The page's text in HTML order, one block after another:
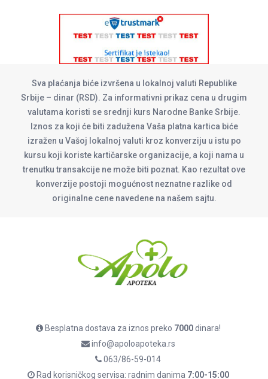
Sva plaćanja biće izvršena u lokalnoj valuti Republike
Srbije – dinar (RSD). Za informativni prikaz cena u drugim
valutama koristi se srednji kurs Narodne Banke Srbije.
Iznos za koji će biti zadužena Vaša platna kartica biće
izražen u Vašoj lokalnoj valuti kroz konverziju u istu po
kursu koji koriste kartičarske organizacije, a koji nama u
trenutku transakcije ne može biti poznat. Kao rezultat ove
konverzije postoji mogućnost neznatne razlike od
originalne cene navedene na našem sajtu.
Besplatna dostava za iznos preko 7000dinara!
info@apoloapoteka.rs
063/86-59-014
Rad korisničkog servisa: radnim danima 7:00-15:00